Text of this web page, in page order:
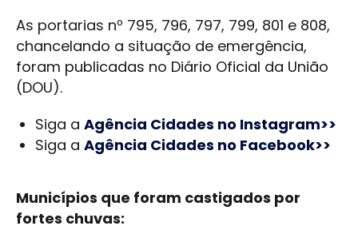
As portarias nº 795, 796, 797, 799, 801 e 808,
chancelando a situação de emergência,
foram publicadas no Diário Oficial da União
(DOU).
Siga a Agência Cidades no Instagram>>
Siga a Agência Cidades no Facebook>>
Municípios que foram castigados por
fortes chuvas: